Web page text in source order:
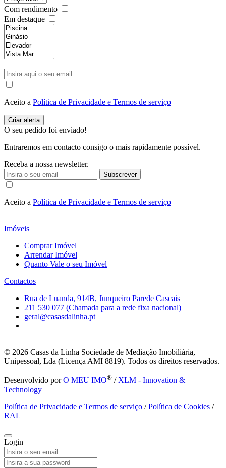
Com rendimento
Em destaque
Aceito a Política de Privacidade e Termos de serviço
O seu pedido foi enviado!
Entraremos em contacto consigo o mais rapidamente possível.
Receba a nossa newsletter.
Subscrever
Aceito a Política de Privacidade e Termos de serviço
Imóveis
Comprar Imóvel
Arrendar Imóvel
Quanto Vale o seu Imóvel
Contactos
Rua de Luanda, 914B, Junqueiro Parede Cascais
211 530 077 (Chamada para a rede fixa nacional)
geral@casasdalinha.pt
© 2026 Casas da Linha Sociedade de Mediação Imobiliária,
Unipessoal, Lda (Licença AMI 8819). Todos os direitos reservados.
Desenvolvido porO MEU IMO® / XLM - Innovation &
Technology
Política de Privacidade e Termos de serviço /Política de Cookies /
RAL
Login